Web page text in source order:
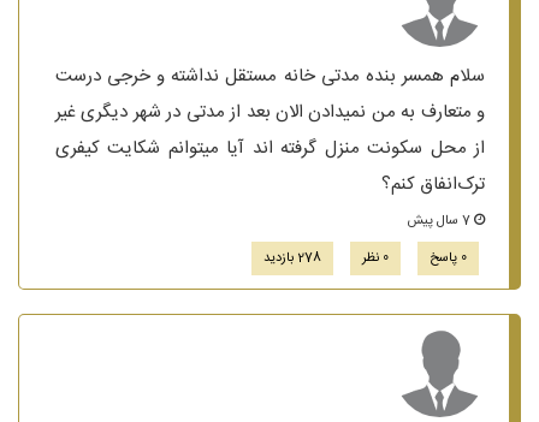
سلام همسر بنده مدتی خانه مستقل نداشته و خرجی درست
و متعارف به من نمیدادن الان بعد از مدتی در شهر دیگری غیر
از محل سکونت منزل گرفته اند آیا میتوانم شکایت کیفری
ترک‌انفاق کنم؟
0 پاسخ
0 نظر 278 بازدید